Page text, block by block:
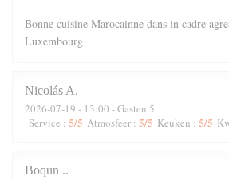
Bonne cuisine Marocainne dans in cadre
Luxembourg
Nicolás A
2026-07-19 - 13:00 - Gasten 5
Service : 5/5 Atmosfeer : 5/5 Keuken : 5/5
Boqun .